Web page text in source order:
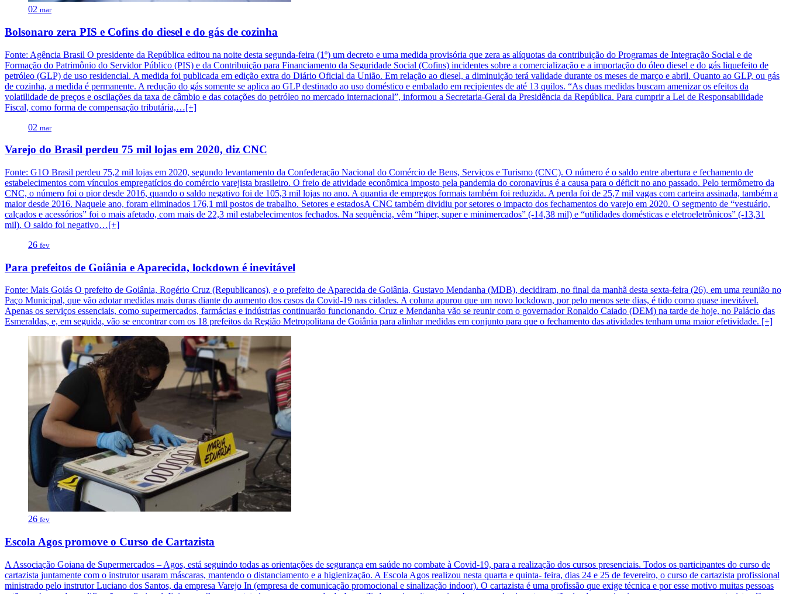
02 mar
Bolsonaro zera PIS e Cofins do diesel e do gás de cozinha
Fonte: Agência Brasil O presidente da República editou na noite desta segunda-feira (1º) um decreto e uma medida provisória que zera as alíquotas da contribuição do Programas de Integração Social e de
Formação do Patrimônio do Servidor Público (PIS) e da Contribuição para Financiamento da Seguridade Social (Cofins) incidentes sobre a comercialização e a importação do óleo diesel e do gás liquefeito de
petróleo (GLP) de uso residencial. A medida foi publicada em edição extra do Diário Oficial da União. Em relação ao diesel, a diminuição terá validade durante os meses de março e abril. Quanto ao GLP, ou gás
de cozinha, a medida é permanente. A redução do gás somente se aplica ao GLP destinado ao uso doméstico e embalado em recipientes de até 13 quilos. “As duas medidas buscam amenizar os efeitos da
volatilidade de preços e oscilações da taxa de câmbio e das cotações do petróleo no mercado internacional”, informou a Secretaria-Geral da Presidência da República. Para cumprir a Lei de Responsabilidade
Fiscal, como forma de compensação tributária,…[+]
02 mar
Varejo do Brasil perdeu 75 mil lojas em 2020, diz CNC
Fonte: G1O Brasil perdeu 75,2 mil lojas em 2020, segundo levantamento da Confederação Nacional do Comércio de Bens, Serviços e Turismo (CNC). O número é o saldo entre abertura e fechamento de
estabelecimentos com vínculos empregatícios do comércio varejista brasileiro. O freio de atividade econômica imposto pela pandemia do coronavírus é a causa para o déficit no ano passado. Pelo termômetro da
CNC, o número foi o pior desde 2016, quando o saldo negativo foi de 105,3 mil lojas no ano. A quantia de empregos formais também foi reduzida. A perda foi de 25,7 mil vagas com carteira assinada, também a
maior desde 2016. Naquele ano, foram eliminados 176,1 mil postos de trabalho. Setores e estadosA CNC também dividiu por setores o impacto dos fechamentos do varejo em 2020. O segmento de “vestuário,
calçados e acessórios” foi o mais afetado, com mais de 22,3 mil estabelecimentos fechados. Na sequência, vêm “hiper, super e minimercados” (-14,38 mil) e “utilidades domésticas e eletroeletrônicos” (-13,31
mil). O saldo foi negativo…[+]
26 fev
Para prefeitos de Goiânia e Aparecida, lockdown é inevitável
Fonte: Mais Goiás O prefeito de Goiânia, Rogério Cruz (Republicanos), e o prefeito de Aparecida de Goiânia, Gustavo Mendanha (MDB), decidiram, no final da manhã desta sexta-feira (26), em uma reunião no
Paço Municipal, que vão adotar medidas mais duras diante do aumento dos casos da Covid-19 nas cidades. A coluna apurou que um novo lockdown, por pelo menos sete dias, é tido como quase inevitável.
Apenas os serviços essenciais, como supermercados, farmácias e indústrias continuarão funcionando. Cruz e Mendanha vão se reunir com o governador Ronaldo Caiado (DEM) na tarde de hoje, no Palácio das
Esmeraldas, e, em seguida, vão se encontrar com os 18 prefeitos da Região Metropolitana de Goiânia para alinhar medidas em conjunto para que o fechamento das atividades tenham uma maior efetividade. [+]
26 fev
Escola Agos promove o Curso de Cartazista
A Associação Goiana de Supermercados – Agos, está seguindo todas as orientações de segurança em saúde no combate à Covid-19, para a realização dos cursos presenciais. Todos os participantes do curso de
cartazista juntamente com o instrutor usaram máscaras, mantendo o distanciamento e a higienização. A Escola Agos realizou nesta quarta e quinta- feira, dias 24 e 25 de fevereiro, o curso de cartazista profissional
ministrado pelo instrutor Luciano dos Santos, da empresa Varejo In (empresa de comunicação promocional e sinalização indoor). O cartazista é uma profissão que exige técnica e por esse motivo muitas pessoas